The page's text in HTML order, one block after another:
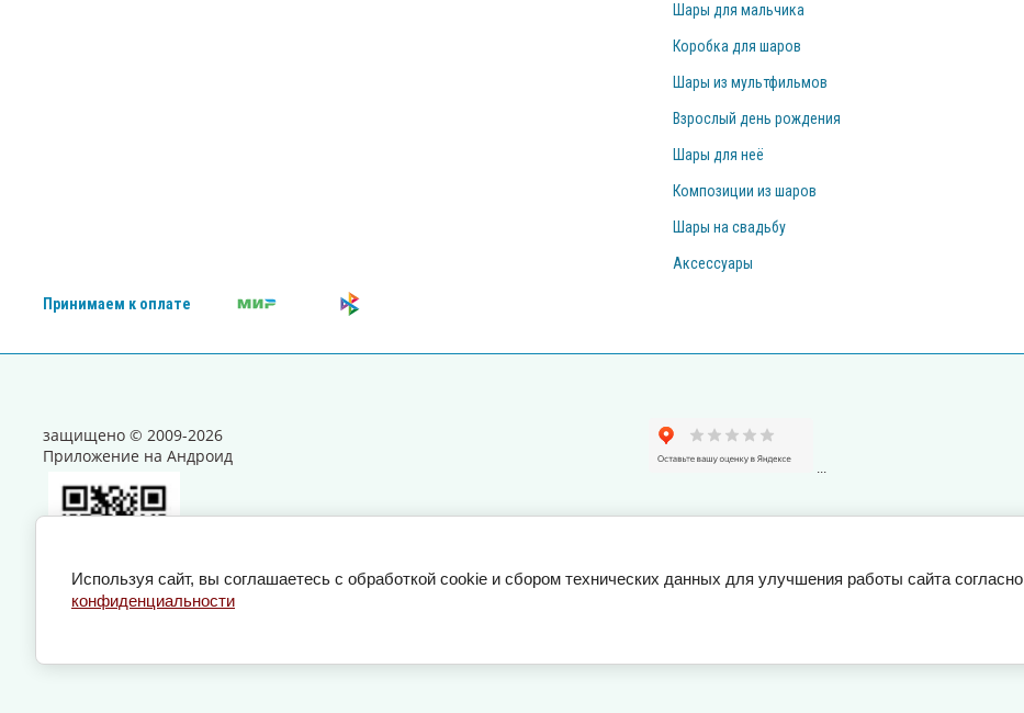
Шары для мальчика
Коробка для шаров
Шары из мультфильмов
Взрослый день рождения
Шары для неё
Композиции из шаров
Шары на свадьбу
Аксессуары
Принимаем к оплате
защищено © 2009-2026
Приложение на Андроид
...
Используя сайт, вы соглашаетесь с обработкой cookie и сбором технических данных для улучшения работы сайта согласно
конфиденциальности